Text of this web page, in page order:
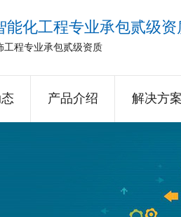
能化工程专业承包贰级资
工程专业承包贰级资质
产品介绍 解决方案